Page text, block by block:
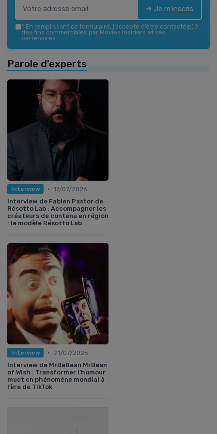
➔ Je m'inscris
* En remplissant ce formulaire, j’accepte d’être contacté(e) à
des fins commerciales par Movies Insiders et ses
partenaires.
Parole d'experts
Interview • 17/07/2026
Interview de Fabien Pastor de
Résotto Lab : Accompagner les
créateurs de contenu en région
: le modèle Résotto Lab
Interview •
21/07/2026
Interview de MrBeBean MrBean
of Wish : Transformer l’humour
muet en phénomène mondial à
l’ère de TikTok